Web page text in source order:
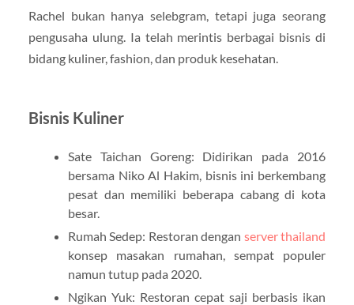
Rachel bukan hanya selebgram, tetapi juga seorang
pengusaha ulung. Ia telah merintis berbagai bisnis di
bidang kuliner, fashion, dan produk kesehatan.
Bisnis Kuliner
Sate Taichan Goreng: Didirikan pada 2016
bersama Niko Al Hakim, bisnis ini berkembang
pesat dan memiliki beberapa cabang di kota
besar.
Rumah Sedep: Restoran dengan server thailand
konsep masakan rumahan, sempat populer
namun tutup pada 2020.
Ngikan Yuk: Restoran cepat saji berbasis ikan